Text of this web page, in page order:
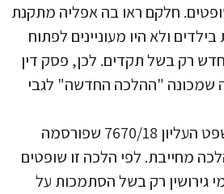
חלקם ראו בה אפליה מתקנת
ולא היו מעוניינים לפתוח
רק בשל תקדים. לכן, פסק דין
שמכונה "ההלכה החדשה" לגבי
פסיקה זו של בית המשפט העליון 7670/18 שפורסמה
הפכה להלכה מחייבת. לפי הלכה זו שופטים
גירושין רק בשל הסתמכות על